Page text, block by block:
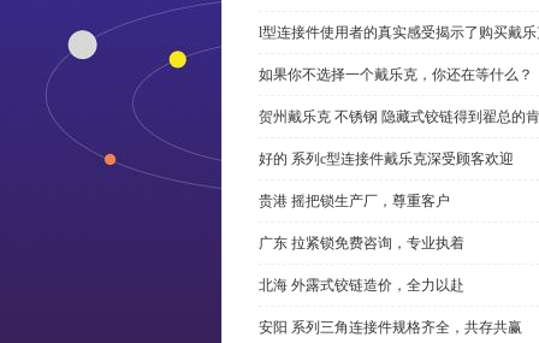
l型连接件使用者的真实感受揭示了购买戴
如果你不选择一个戴乐克，你还在等什么？
贺州戴乐克 不锈钢 隐藏式铰链得到翟总的
好的 系列c型连接件戴乐克深受顾客欢迎
贵港 摇把锁生产厂，尊重客户
广东 拉紧锁免费咨询，专业执着
北海 外露式铰链造价，全力以赴
安阳 系列三角连接件规格齐全，共存共赢